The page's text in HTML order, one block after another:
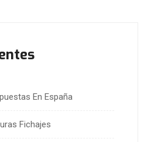
En España
Fichajes